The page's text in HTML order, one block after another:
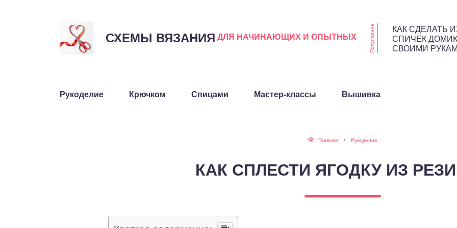
СХЕМЫ ВЯЗАНИЯ ДЛЯ НАЧИНАЮЩИХ И ОПЫТНЫХ Популярное
КАК СДЕЛАТЬ
СПИЧЕК ДОМИК
СВОИМИ
Рукоделие Крючком Спицами Мастер-классы Вышивка
Главная Рукоделие
КАК СПЛЕСТИ ЯГОДКУ ИЗ